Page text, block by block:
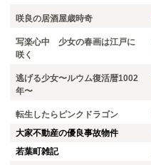
咲良の居酒屋歳時奇
写楽心中 少女の春画は江戸に
咲く
逃げる少女〜ルウム復活暦1002
年〜
転生したらピンクドラゴン
大家不動産の優良事故物件
若葉町雑記